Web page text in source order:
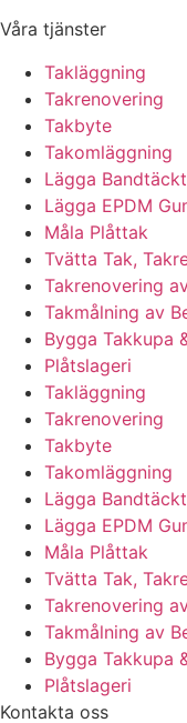
Våra tjänster
Takläggning
Takrenovering
Takbyte
Takomläggning
Lägga
Lägga EPDM
Måla Plåttak
Tvätta Tak,
Takrenovering
Takmålning av
Bygga Takkupa
Plåtslageri
Takläggning
Takrenovering
Takbyte
Takomläggning
Lägga
Lägga EPDM
Måla Plåttak
Tvätta Tak,
Takrenovering
Takmålning av
Bygga Takkupa
Plåtslageri
Kontakta oss